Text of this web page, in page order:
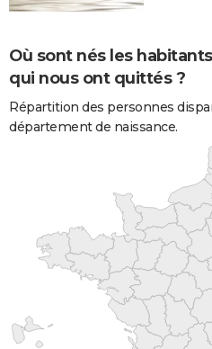
Où sont nés les
qui nous ont quittés ?
Répartition des personnes
département de naissance.